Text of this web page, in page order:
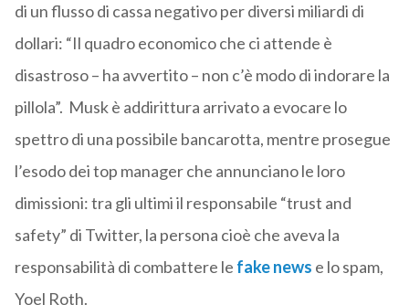
di un flusso di cassa negativo per diversi miliardi di
dollari: “Il quadro economico che ci attende è
disastroso – ha avvertito – non c’è modo di indorare la
pillola”. Musk è addirittura arrivato a evocare lo
spettro di una possibile bancarotta, mentre prosegue
l’esodo dei top manager che annunciano le loro
dimissioni: tra gli ultimi il responsabile “trust and
safety” di Twitter, la persona cioè che aveva la
responsabilità di combattere le fake news e lo spam,
Yoel Roth.